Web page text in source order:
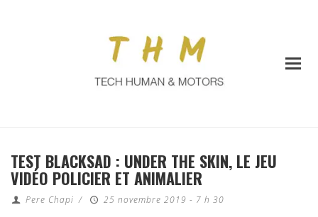
TEST BLACKSAD : UNDER THE SKIN, LE JEU
VIDÉO POLICIER ET ANIMALIER
Pere Chapi / 25 novembre 2019 - 7 h 30